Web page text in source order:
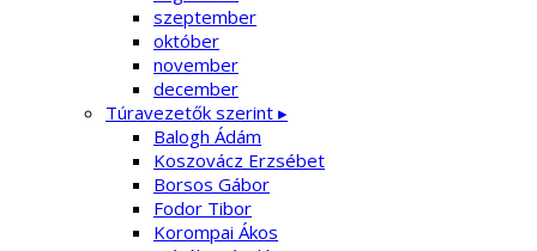
szeptember
október
november
december
Túravezetők szerint ▸
Balogh Ádám
Koszovácz Erzsébet
Borsos Gábor
Fodor Tibor
Korompai Ákos